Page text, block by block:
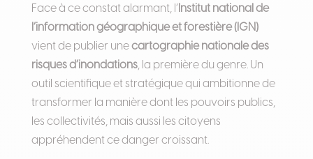
Face à ce constat alarmant, l’ Institut national de
l’information géographique et forestière (IGN)
vient de publier unecartographie nationale des
risques d’inondations, la première du genre. Un
outil scientifique et stratégique qui ambitionne de
transformer la manière dont les pouvoirs publics,
les collectivités, mais aussi les citoyens
appréhendent ce danger croissant.